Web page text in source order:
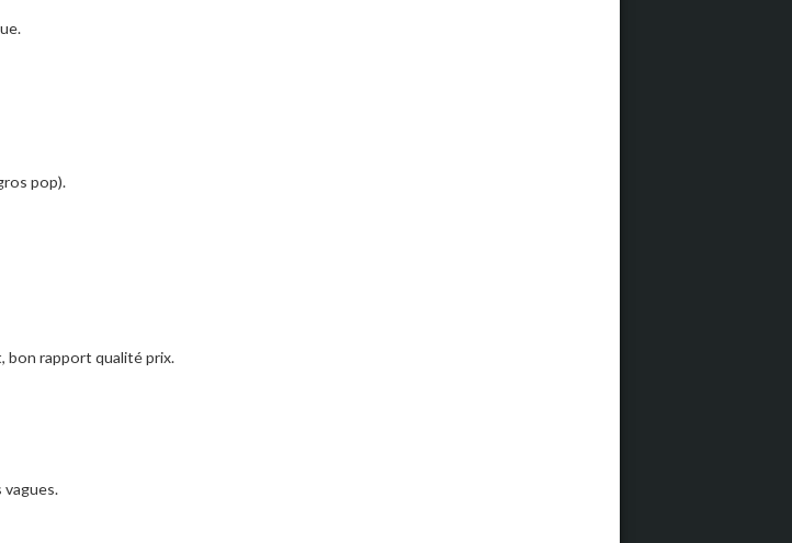
pop).
bon rapport qualité prix.
vagues.